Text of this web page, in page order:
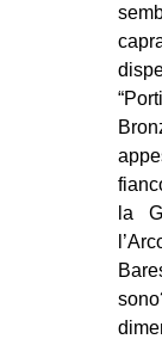
la